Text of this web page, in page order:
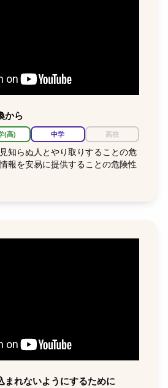
から
(高) 中学 高校
知らぬ人とやり取りすることの危
報を安易に提供することの危険性
まれないようにするために